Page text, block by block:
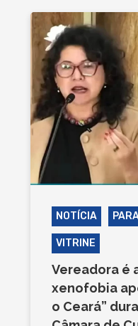
NOTÍCIA
VITRINE
Vereadora é
xenofobia
o Ceará”